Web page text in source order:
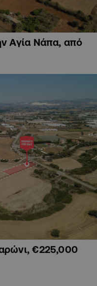
Αγία Νάπα, από
€225,000